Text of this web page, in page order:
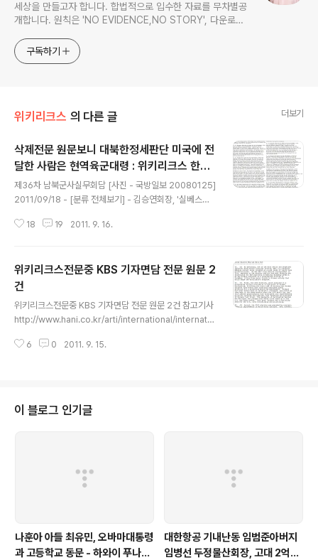
세상을 만들고자 합니다. 합법적으로 입수한 자료를 무차별공
개합니다. 원칙은 'NO EVIDENCE,NO STORY', 다운로드
jesim56@gmail.com, 안보일때는 구글리더나 RSS로!!
구독하기
위키리크스 의 다른 글 더보기
삭제전문 원문보니 대북한정세판단 미국에 전
달한 사람은 현역육군대령 : 위키리크스 한국
전문
제36차 남북군사실무회담 [사진 - 국방일보 20080125]
2011/09/18 - [분류 전체보기] - 김승연회장, '실베스터
- [분류 전체보기] - 김승연회장, '람보별장' 불법매입 유죄
설명들어 : 위키리크스 한국전문 2011/09/19 - [분류 전
체보기] - YS 손자, 연세대 국위선양자전형 수시합격 - 연
대 정외과설 2011/09/20 - [분류 전체보기] - 헉!! '이학
수빌딩' L&B타워 주인은 1990년 설립된 다성양행 - 21
년전부터 몰래 오퍼상'부업'? 지난해 11월말 첫 공개당시
정보원을 삭제한 위..
18 19 2011. 9. 16.
위키리크스전문중 KBS 기자면담 전문 원문 2
건
위키리크스전문중 KBS 기자면담 전문 원문 2건 참고기사
http://www.hani.co.kr/arti/international/internatio
6 0 2011. 9. 15.
이 블로그 인기글
나훈아 아들 최유민, 오바마대통령
과 고등학교 동문 - 하와이 푸나호
대한항공 기내난동 임범준아버지
임병선 두정물산회장, 고대 2억기